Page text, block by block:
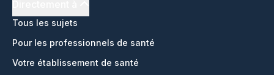
Tous les sujets
Pour les professionnels de santé
Votre établissement de santé